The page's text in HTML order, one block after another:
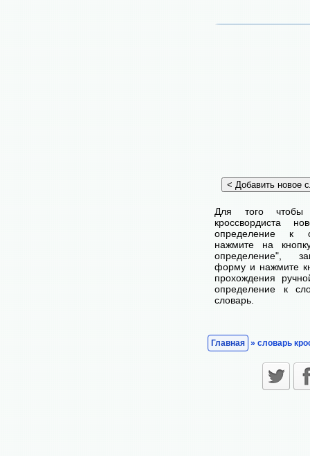
Для того чтобы
кроссвордиста
определение к
нажмите на
определение",
форму и нажмите
прохождения
определение к
словарь.
Главная » словарь